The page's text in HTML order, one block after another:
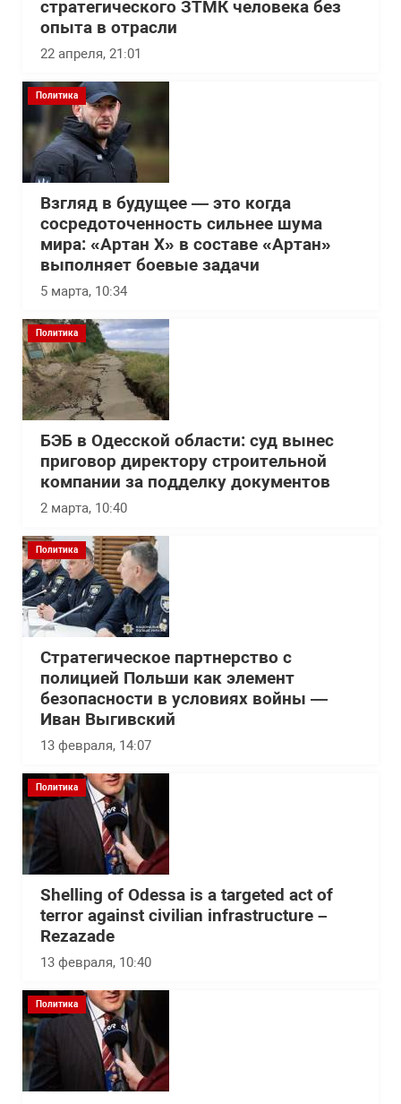
стратегического ЗТМК человека без
опыта в отрасли
22 апреля, 21:01
Политика
Взгляд в будущее — это когда
сосредоточенность сильнее шума
мира: «Артан Х» в составе «Артан»
выполняет боевые задачи
5 марта, 10:34
Политика
БЭБ в Одесской области: суд вынес
приговор директору строительной
компании за подделку документов
2 марта, 10:40
Политика
Стратегическое партнерство с
полицией Польши как элемент
безопасности в условиях войны —
Иван Выгивский
13 февраля, 14:07
Политика
Shelling of Odessa is a targeted act of
terror against civilian infrastructure –
Rezazade
13 февраля, 10:40
Политика